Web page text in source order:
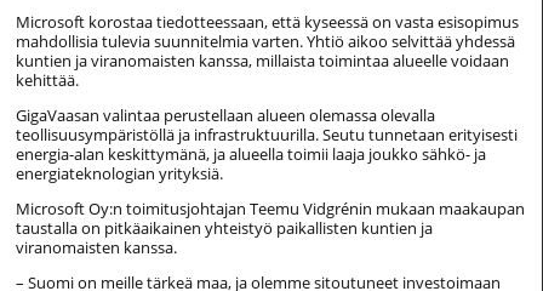
Microsoft korostaa tiedotteessaan, että kyseessä on vasta esisopimus
mahdollisia tulevia suunnitelmia varten. Yhtiö aikoo selvittää yhdessä
kuntien ja viranomaisten kanssa, millaista toimintaa alueelle voidaan
kehittää.
GigaVaasan valintaa perustellaan alueen olemassa olevalla
teollisuusympäristöllä ja infrastruktuurilla. Seutu tunnetaan erityisesti
energia-alan keskittymänä, ja alueella toimii laaja joukko sähkö- ja
energiateknologian yrityksiä.
Microsoft Oy:n toimitusjohtajan Teemu Vidgrénin mukaan maakaupan
taustalla on pitkäaikainen yhteistyö paikallisten kuntien ja
viranomaisten kanssa.
– Suomi on meille tärkeä maa, ja olemme sitoutuneet investoimaan